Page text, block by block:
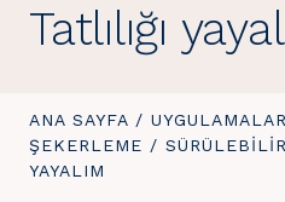
Tatlılığı
BURADASINIZ:
ANA SAYFA / UYGULAMALAR
ŞEKERLEME /
YAYALIM